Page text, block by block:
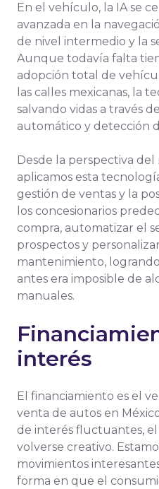
En el vehículo, la IA se
avanzada en la
de nivel intermedio y la
Aunque todavía falta
adopción total de
las calles mexicanas, la
salvando vidas a través
automático y detección
Desde la perspectiva
aplicamos esta
gestión de ventas y la
los concesionarios
compra, automatizar el
prospectos y
mantenimiento,
antes era imposible de
manuales.
interés
El financiamiento es el
venta de autos en
de interés fluctuantes,
volverse creativo.
movimientos
forma en que el